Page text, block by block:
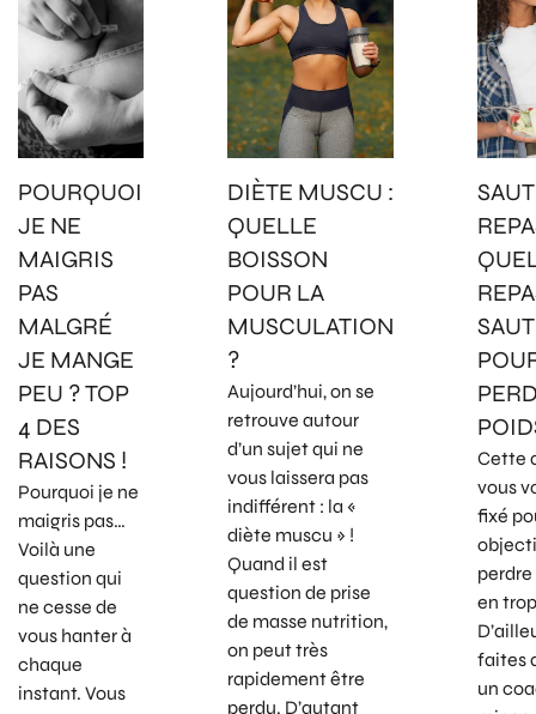
POURQUOI
JE NE
MAIGRIS
PAS
MALGRÉ
JE MANGE
PEU ? TOP
4 DES
RAISONS !
Pourquoi je ne
maigris pas…
Voilà une
question qui
ne cesse de
vous hanter à
chaque
instant. Vous
DIÈTE MUSCU :
QUELLE
BOISSON
POUR LA
MUSCULATION
?
Aujourd’hui, on se
retrouve autour
d’un sujet qui ne
vous laissera pas
indifférent : la «
diète muscu » !
Quand il est
question de prise
de masse nutrition,
on peut très
rapidement être
perdu. D’autant
Cette
vous
fixé
en
faites
un